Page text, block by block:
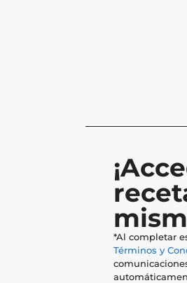
*Al completar
Términos y